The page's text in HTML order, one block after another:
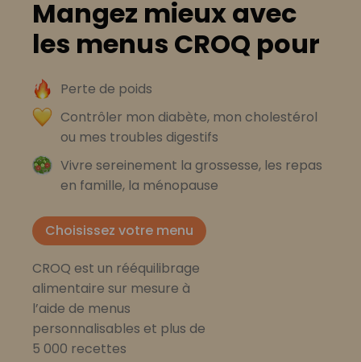
Mangez mieux avec
les menus CROQ pour
Perte de poids
Contrôler mon diabète, mon cholestérol
ou mes troubles digestifs
Vivre sereinement la grossesse, les repas
en famille, la ménopause
Choisissez votre menu
CROQ est un rééquilibrage
alimentaire sur mesure à
l’aide de menus
personnalisables et plus de
5 000 recettes